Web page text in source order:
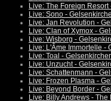
Live: The Foreign
Live: Sono -
Live: Jan Revolution -
Live: Clan of Xymox -
Live: Wisborg -
Live: L'Âme Immortelle -
Live: Toal -
Live: Unzucht -
Live: Schattenmann -
Live: Frozen Plasma -
Live: Beyond Border -
Live: Billy Andrews -